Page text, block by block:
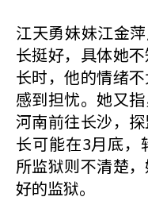
江天勇妹妹江金
长挺好，具体她
长时，他的情绪
感到担忧。她又
河南前往长沙，
长可能在3月底，
所监狱则不清楚
好的监狱。